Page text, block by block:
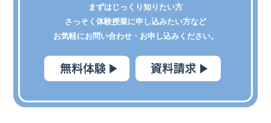
まずはじっくり知りたい方
さっそく体験授業に申し込みたい方など
お気軽にお問い合わせ・お申し込みください。